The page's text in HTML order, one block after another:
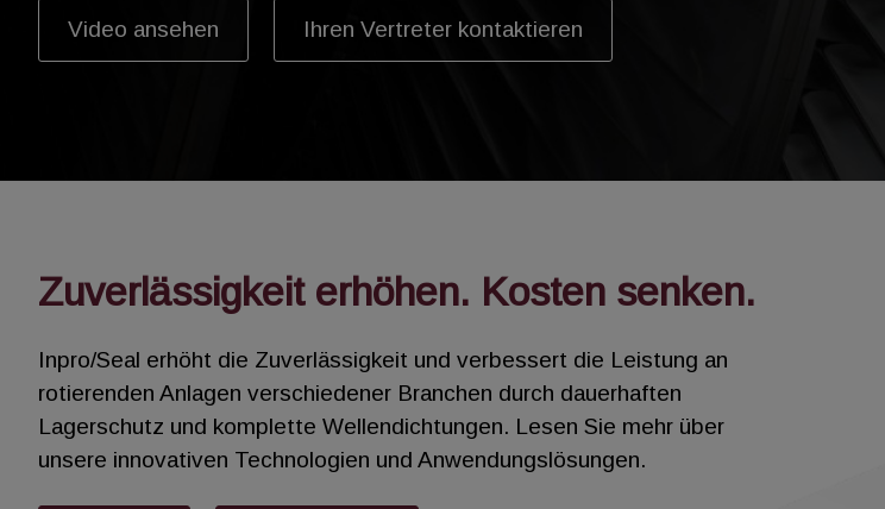
Video ansehen Ihren Vertreter kontaktieren
Zuverlässigkeit erhöhen. Kosten senken.
Inpro/Seal erhöht die Zuverlässigkeit und verbessert die Leistung an
rotierenden Anlagen verschiedener Branchen durch dauerhaften
Lagerschutz und komplette Wellendichtungen. Lesen Sie mehr über
unsere innovativen Technologien und Anwendungslösungen.